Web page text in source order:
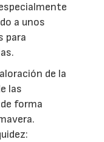
a unos
para
de la
las
forma